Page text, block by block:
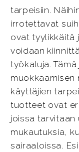
tarpeisiin.
irrotettavat
ovat tyylikkäitä
voidaan
työkaluja.
muokkaamisen
käyttäjien
tuotteet ovat
joissa tarvitaan
mukautuksia,
sairaaloissa.